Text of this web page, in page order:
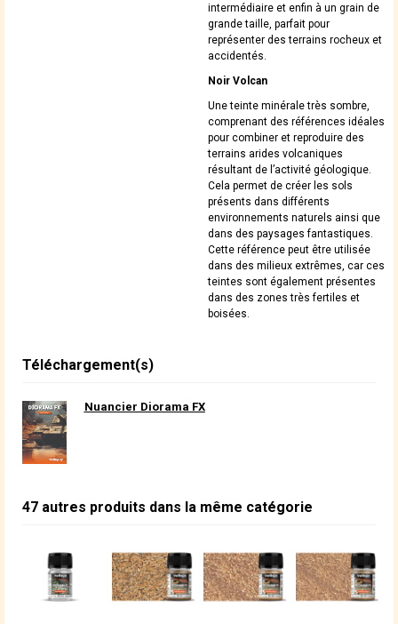
intermédiaire et enfin à un grain de
grande taille, parfait pour
représenter des terrains rocheux et
accidentés.
Noir Volcan
Une teinte minérale très sombre,
comprenant des références idéales
pour combiner et reproduire des
terrains arides volcaniques
résultant de l’activité géologique.
Cela permet de créer les sols
présents dans différents
environnements naturels ainsi que
dans des paysages fantastiques.
Cette référence peut être utilisée
dans des milieux extrêmes, car ces
teintes sont également présentes
dans des zones très fertiles et
boisées.
Téléchargement(s)
Nuancier Diorama FX
47 autres produits dans la même catégorie